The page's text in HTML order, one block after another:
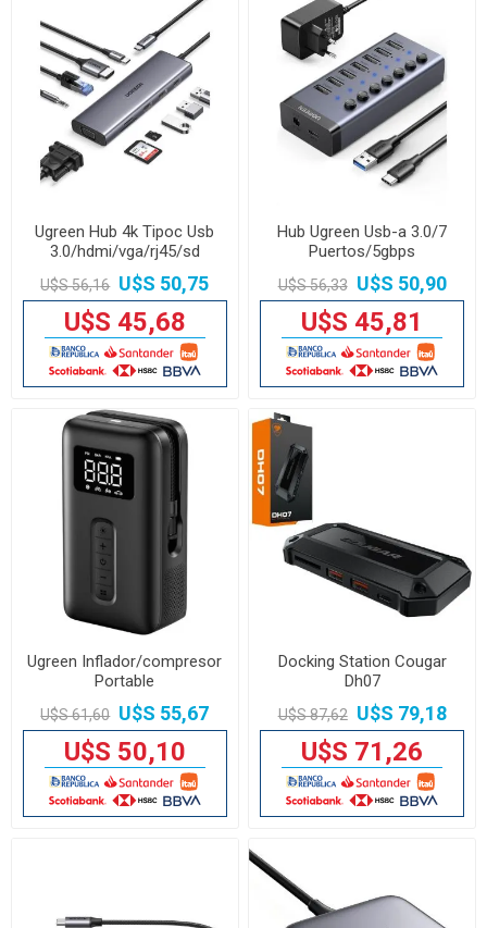
Ugreen Hub 4k Tipoc Usb
3.0/hdmi/vga/rj45/sd
U$S 56,16 U$S 50,75
U$S 45,68
Hub Ugreen Usb-a 3.0/7
Puertos/5gbps
U$S 56,33 U$S 50,90
U$S 45,81
Ugreen Inflador/compresor
Portable
U$S 61,60 U$S 55,67
U$S 50,10
Docking Station Cougar
Dh07
U$S 87,62 U$S 79,18
U$S 71,26